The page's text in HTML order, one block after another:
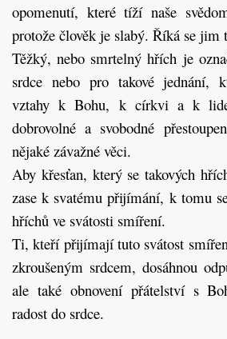
opomenutí, které tíží naše
protože člověk je slabý. Říká se jim
Těžký, nebo smrtelný hřích je
srdce nebo pro takové jednání,
vztahy k Bohu, k církvi a k
dobrovolné a svobodné
nějaké závažné věci.
Aby křesťan, který se takových
zase k svatému přijímání, k tomu
hříchů ve svátosti smíření.
Ti, kteří přijímají tuto svátost
zkroušeným srdcem, dosáhnou
ale také obnovení přátelství s
radost do srdce.